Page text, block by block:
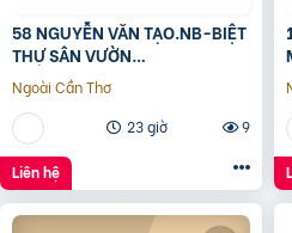
58 NGUYỄN VĂN TẠO.NB-BIỆT
THỰ SÂN VƯỜN
260M2[11x24M]-12.8 TỶ
Ngoài Cần Thơ
23 giờ
9
Liên hệ